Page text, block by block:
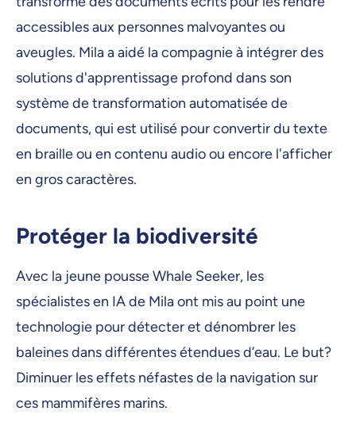
accessibles aux personnes malvoyantes ou
aveugles. Mila a aidé la compagnie à intégrer des
solutions d'apprentissage profond dans son
système de transformation automatisée de
documents, qui est utilisé pour convertir du texte
en braille ou en contenu audio ou encore l'afficher
en gros caractères.
Protéger la biodiversité
Avec la jeune pousse Whale Seeker, les
spécialistes en IA de Mila ont mis au point une
technologie pour détecter et dénombrer les
baleines dans différentes étendues d’eau. Le but?
Diminuer les effets néfastes de la navigation sur
ces mammifères marins.